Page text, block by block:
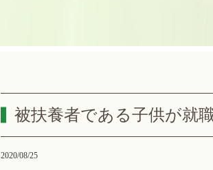
被扶養者である子供が就
2020/08/25